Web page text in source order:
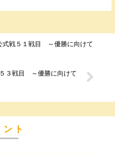
戦５１戦目 ～優勝に向けて
３戦目 ～優勝に向けて
ント